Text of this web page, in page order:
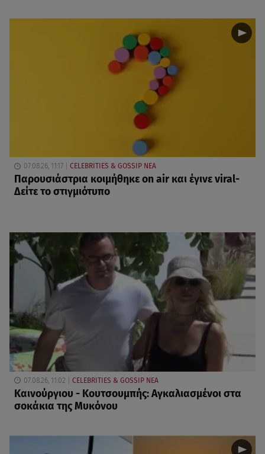
07.08.26, 11:17 CELEBRITIES & GOSSIP ΝΕΑ
Παρουσιάστρια κοιμήθηκε on air και έγινε viral-
Δείτε το στιγμιότυπο
07.08.26, 11:02 CELEBRITIES & GOSSIP ΝΕΑ
Καινούργιου - Κουτσουμπής: Αγκαλιασμένοι στα
σοκάκια της Μυκόνου